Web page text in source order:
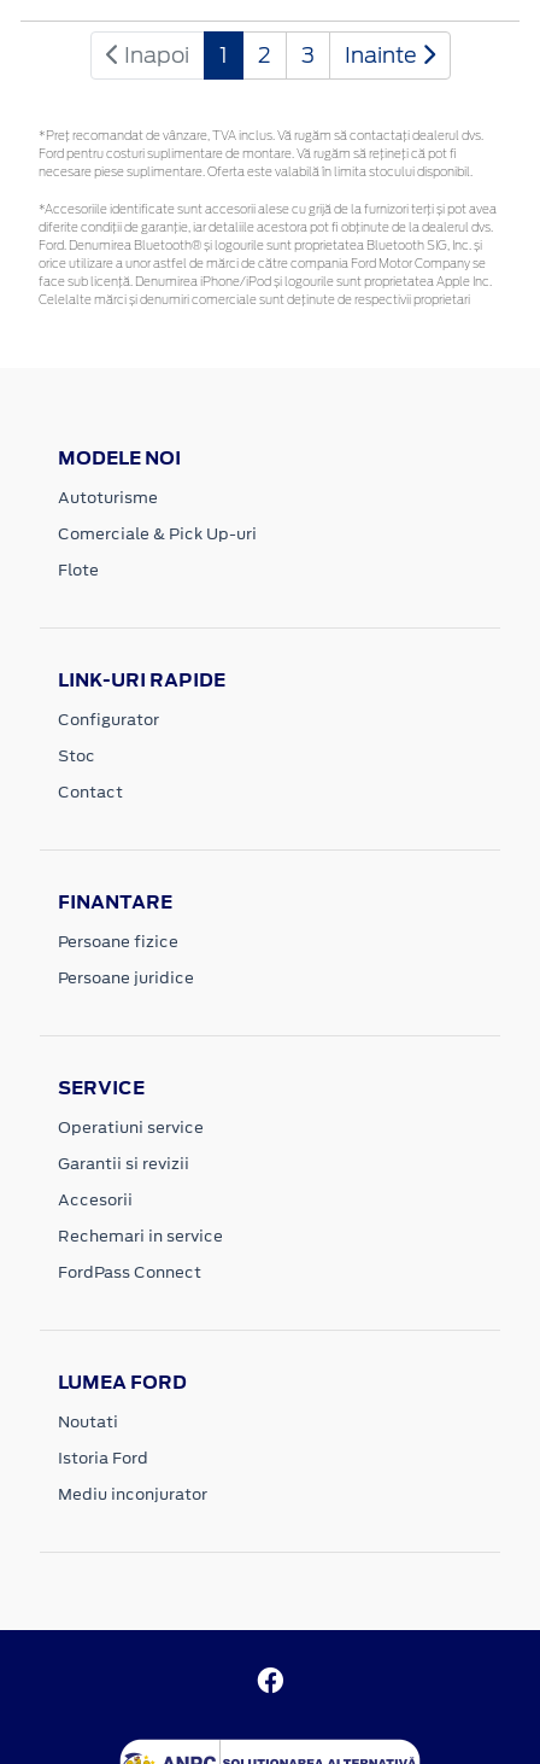
Inapoi 1 2 3 Inainte
*Preţ recomandat de vânzare, TVA inclus. Vă rugăm să contactaţi dealerul dvs.
Ford pentru costuri suplimentare de montare. Vă rugăm să rețineți că pot fi
necesare piese suplimentare. Oferta este valabilă în limita stocului disponibil.
*Accesoriile identificate sunt accesorii alese cu grijă de la furnizori terți și pot avea
diferite condiții de garanție, iar detaliile acestora pot fi obținute de la dealerul dvs.
Ford. Denumirea Bluetooth® și logourile sunt proprietatea Bluetooth SIG, Inc. și
orice utilizare a unor astfel de mărci de către compania Ford Motor Company se
face sub licență. Denumirea iPhone/iPod și logourile sunt proprietatea Apple Inc.
Celelalte mărci și denumiri comerciale sunt deținute de respectivii proprietari
MODELE NOI
Autoturisme
Comerciale & Pick Up-uri
Flote
LINK-URI RAPIDE
Configurator
Stoc
Contact
FINANTARE
Persoane fizice
Persoane juridice
SERVICE
Operatiuni service
Garantii si revizii
Accesorii
Rechemari in service
FordPass Connect
LUMEA FORD
Noutati
Istoria Ford
Mediu inconjurator